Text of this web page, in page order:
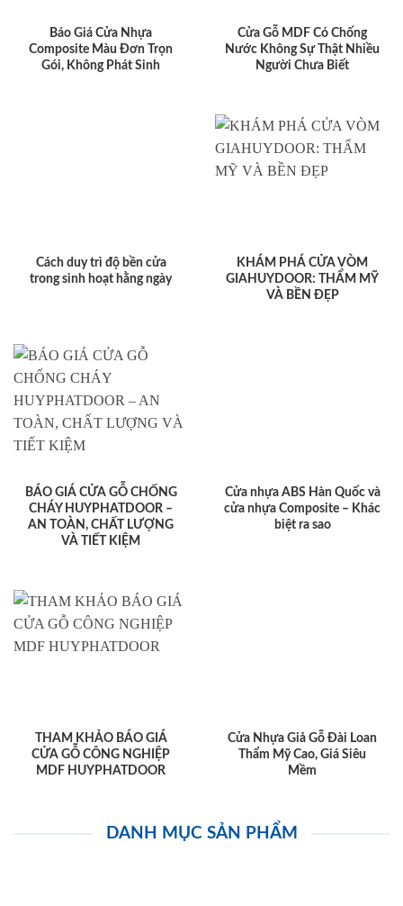
Báo Giá Cửa Nhựa
Composite Màu Đơn Trọn
Gói, Không Phát Sinh
Cửa Gỗ MDF Có Chống
Nước Không Sự Thật Nhiều
Người Chưa Biết
Cách duy trì độ bền cửa
trong sinh hoạt hằng ngày
KHÁM PHÁ CỬA VÒM
GIAHUYDOOR: THẨM MỸ
VÀ BỀN ĐẸP
BÁO GIÁ CỬA GỖ CHỐNG
CHÁY HUYPHATDOOR –
AN TOÀN, CHẤT LƯỢNG
VÀ TIẾT KIỆM
Cửa nhựa ABS Hàn Quốc và
cửa nhựa Composite – Khác
biệt ra sao
THAM KHẢO BÁO GIÁ
CỬA GỖ CÔNG NGHIỆP
MDF HUYPHATDOOR
Cửa Nhựa Giả Gỗ Đài Loan
Thẩm Mỹ Cao, Giá Siêu
Mềm
DANH MỤC SẢN PHẨM